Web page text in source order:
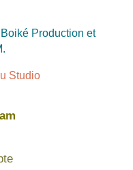
Production et
Studio